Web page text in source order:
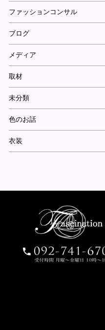
ファッションコンサル
ブログ
メディア
取材
未分類
色のお話
衣装